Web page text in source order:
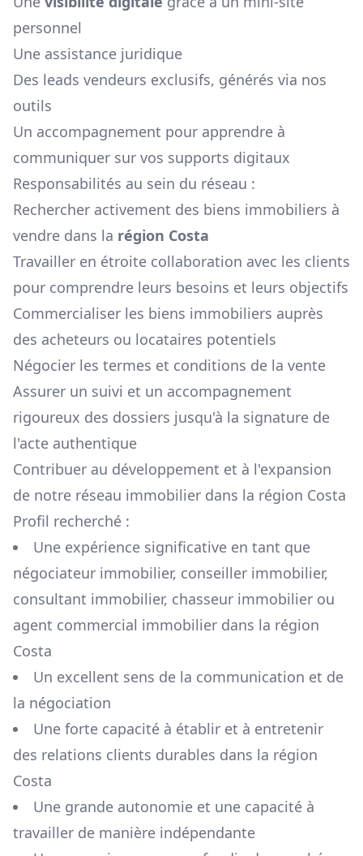
personnel
Une assistance juridique
Des leads vendeurs exclusifs, générés via nos
outils
Un accompagnement pour apprendre à
communiquer sur vos supports digitaux
Responsabilités au sein du réseau :
Rechercher activement des biens immobiliers à
vendre dans la région Costa
Travailler en étroite collaboration avec les clients
pour comprendre leurs besoins et leurs objectifs
Commercialiser les biens immobiliers auprès
des acheteurs ou locataires potentiels
Négocier les termes et conditions de la vente
Assurer un suivi et un accompagnement
rigoureux des dossiers jusqu'à la signature de
l'acte authentique
Contribuer au développement et à l'expansion
de notre réseau immobilier dans la région Costa
Profil recherché :
Une expérience significative en tant que
négociateur immobilier, conseiller immobilier,
consultant immobilier, chasseur immobilier ou
agent commercial immobilier dans la région
Costa
Un excellent sens de la communication et de
la négociation
Une forte capacité à établir et à entretenir
des relations clients durables dans la région
Costa
Une grande autonomie et une capacité à
travailler de manière indépendante